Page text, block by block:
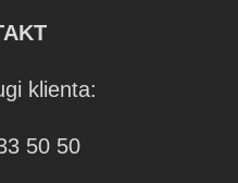
klienta:
50 50